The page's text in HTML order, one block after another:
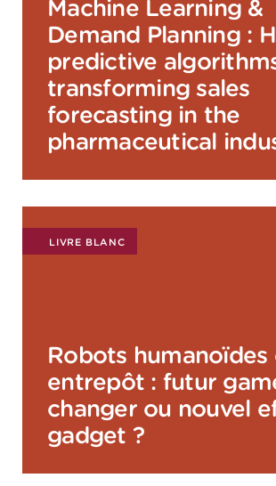
Machine Learning &
Demand Planning :
predictive
transforming sales
forecasting in the
pharmaceutical
LIVRE BLANC
Robots humanoïdes
entrepôt : futur
changer ou nouvel
gadget ?